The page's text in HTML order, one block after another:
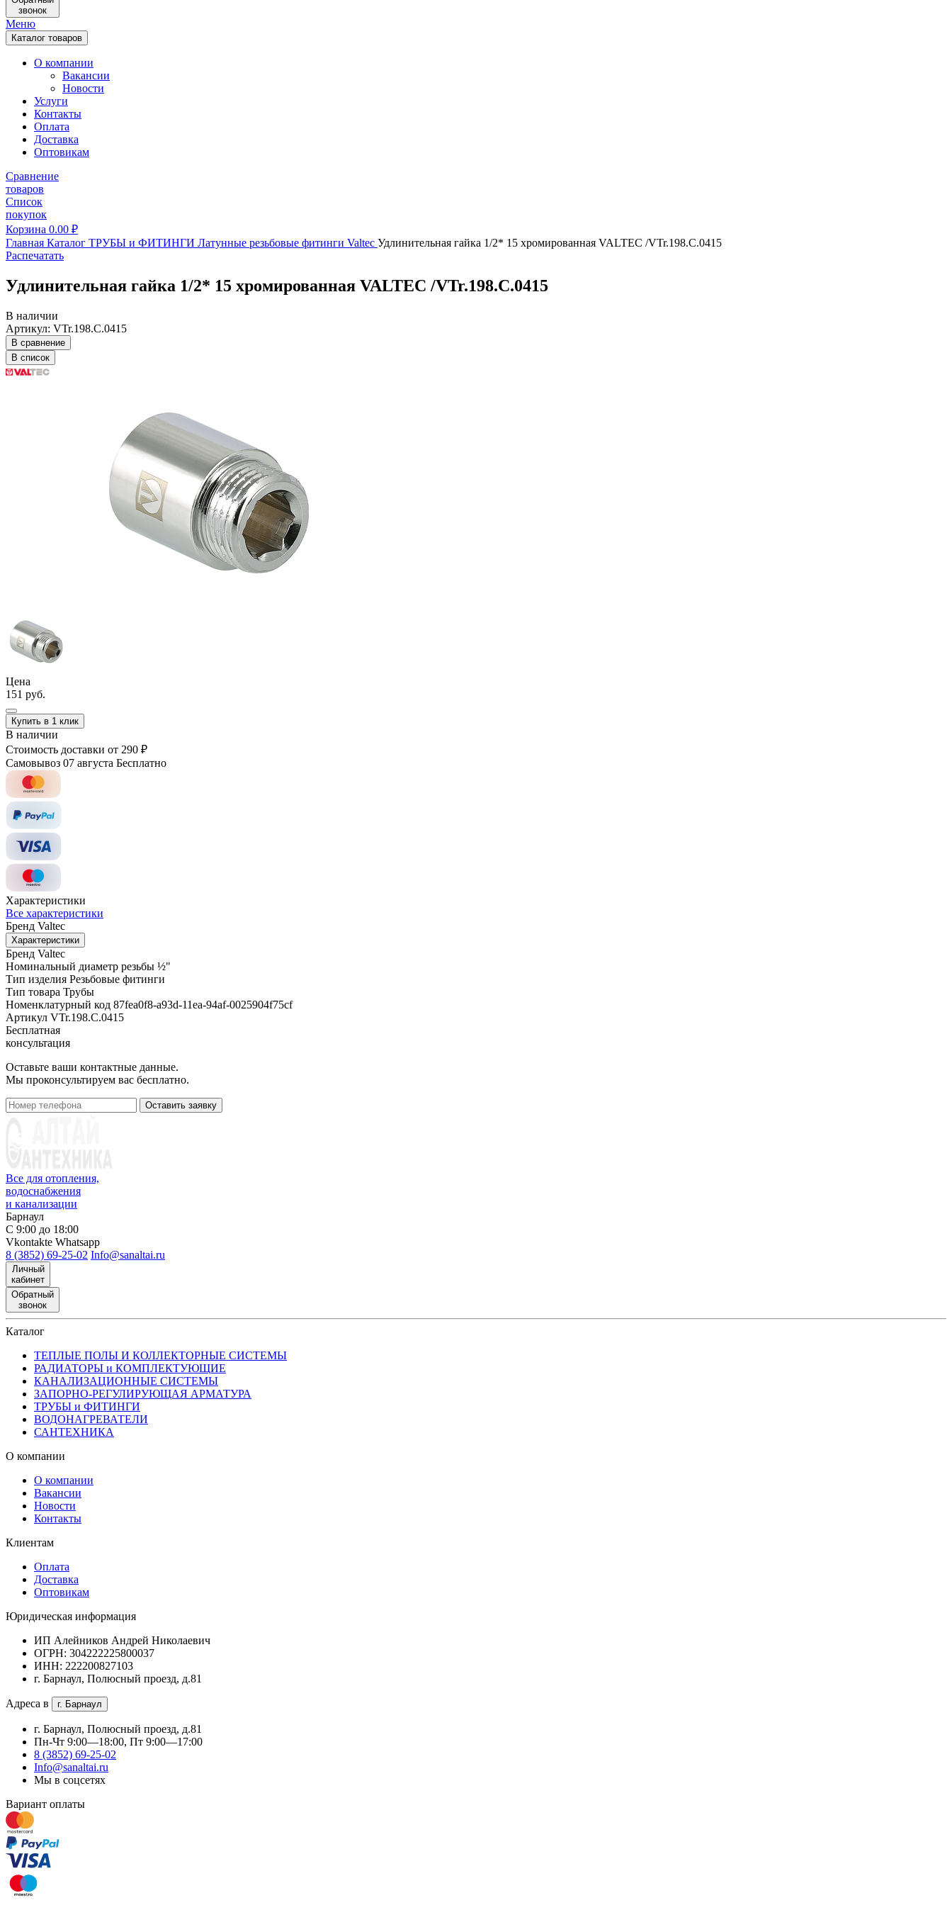
звонок
Меню
Каталог товаров
О компании
Вакансии
Новости
Услуги
Контакты
Оплата
Доставка
Оптовикам
Сравнение
товаров
Список
покупок
Корзина 0.00 ₽
Главная Каталог ТРУБЫ и ФИТИНГИ Латунные резьбовые фитинги Valtec Удлинительная гайка 1/2* 15 хромированная VALTEC /VTr.198.C.0415
Распечатать
Удлинительная гайка 1/2* 15 хромированная VALTEC /VTr.198.C.0415
В наличии
Артикул: VTr.198.C.0415
В сравнение
В список
Цена
151 руб.
Купить в 1 клик
В наличии
Стоимость доставки от 290 ₽
Самовывоз 07 августа Бесплатно
Характеристики
Все характеристики
Бренд Valtec
Характеристики
Бренд Valtec
Номинальный диаметр резьбы ½"
Тип изделия Резьбовые фитинги
Тип товара Трубы
Номенклатурный код 87fea0f8-a93d-11ea-94af-0025904f75cf
Артикул VTr.198.C.0415
Бесплатная
консультация
Оставьте ваши контактные данные.
Мы проконсультируем вас бесплатно.
Оставить заявку
Все для отопления,
водоснабжения
и канализации
Барнаул
С 9:00 до 18:00
Vkontakte Whatsapp
8 (3852) 69-25-02 Info@sanaltai.ru
Личный
кабинет
Обратный
звонок
Каталог
ТЕПЛЫЕ ПОЛЫ И КОЛЛЕКТОРНЫЕ СИСТЕМЫ
РАДИАТОРЫ и КОМПЛЕКТУЮЩИЕ
КАНАЛИЗАЦИОННЫЕ СИСТЕМЫ
ЗАПОРНО-РЕГУЛИРУЮЩАЯ АРМАТУРА
ТРУБЫ и ФИТИНГИ
ВОДОНАГРЕВАТЕЛИ
САНТЕХНИКА
О компании
О компании
Вакансии
Новости
Контакты
Клиентам
Оплата
Доставка
Оптовикам
Юридическая информация
ИП Алейников Андрей Николаевич
ОГРН: 304222225800037
ИНН: 222200827103
г. Барнаул, Полюсный проезд, д.81
Адреса в г. Барнаул
г. Барнаул, Полюсный проезд, д.81
Пн-Чт 9:00—18:00, Пт 9:00—17:00
8 (3852) 69-25-02
Info@sanaltai.ru
Мы в соцсетях
Вариант оплаты